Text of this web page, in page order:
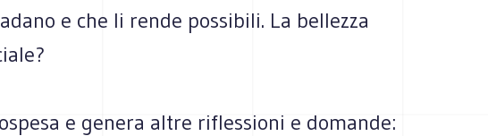
e che li rende possibili. La bellezza
e genera altre riflessioni e domande: